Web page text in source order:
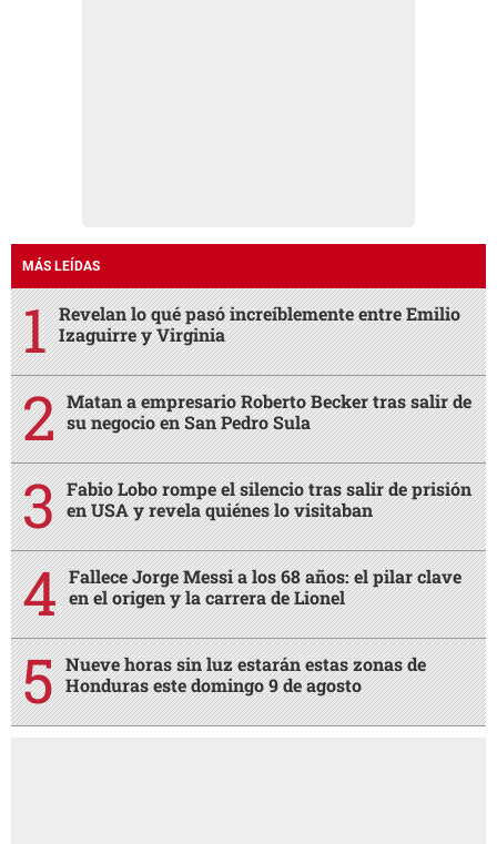
MÁS LEÍDAS
Revelan lo qué pasó increíblemente entre Emilio
Izaguirre y Virginia
Matan a empresario Roberto Becker tras salir de
su negocio en San Pedro Sula
Fabio Lobo rompe el silencio tras salir de prisión
en USA y revela quiénes lo visitaban
Fallece Jorge Messi a los 68 años: el pilar clave
en el origen y la carrera de Lionel
Nueve horas sin luz estarán estas zonas de
Honduras este domingo 9 de agosto